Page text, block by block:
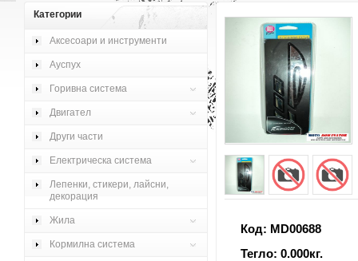
Код: MD00688
Тегло: 0.000кг.
Категории
Аксесоари и инструменти
Ауспух
Горивна система
Двигател
Други части
Електрическа система
Лепенки, стикери, лайсни,
декорация
Жила
Кормилна система